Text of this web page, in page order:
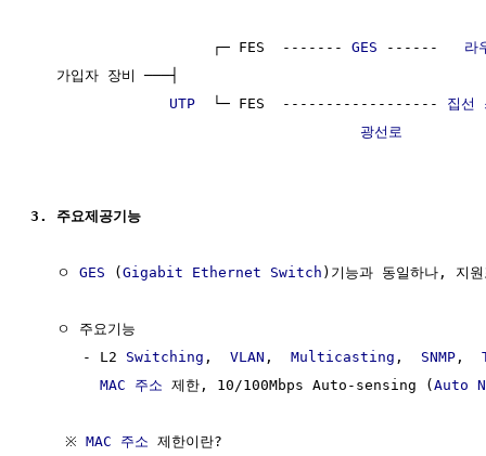
                     ┌─ FES  -------
GES ------ 라
가입자 장비 ───┤
UTP
  └─ FES  ------------------
집선
광선로
3. 주요제공기능
   ㅇ
GES (Gigabit Ethernet Switch )기능과 동일하나, 지
   ㅇ 주요기능
      - L2
Switching , VLAN , Multicasting , SNMP ,
MAC 주소 제한, 10/100Mbps Auto-sensing (Auto
    ※
MAC 주소 제한이란?